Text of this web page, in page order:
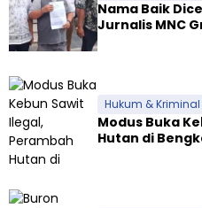
Nama Baik
Jurnalis MNC
Hukum & Kriminal
Modus Buka
Hutan di